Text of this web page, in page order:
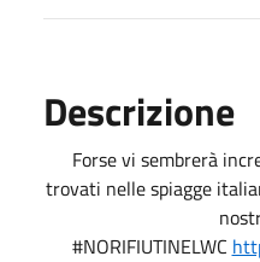
Descrizione
Forse vi sembrerà
trovati nelle spiagge
#NORIFIUTINELWC